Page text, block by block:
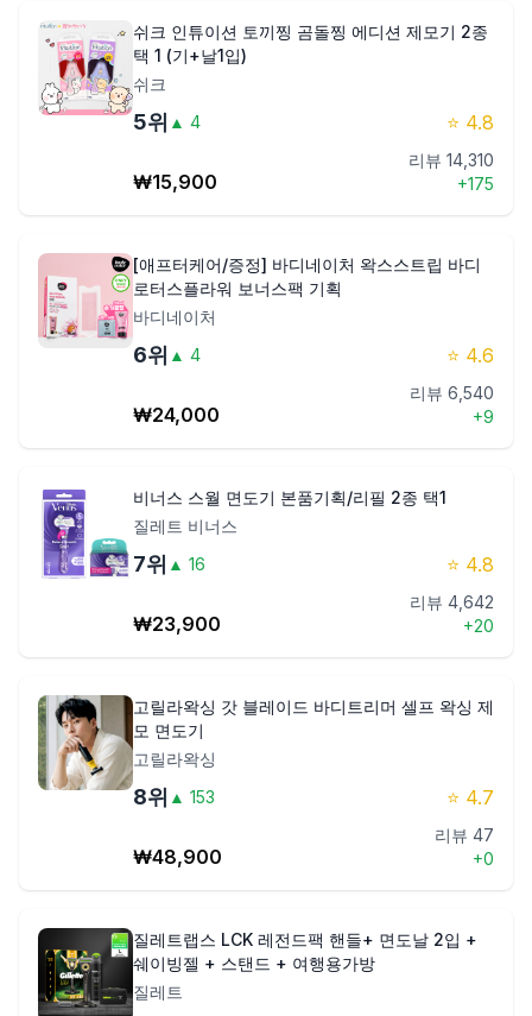
쉬크 인튜이션 토끼찡 곰돌찡 에디션 제모기 2종
택 1 (기+날1입)
쉬크
5위 ▲ 4 ⭐ 4.8
₩15,900
리뷰 14,310
+175
[애프터케어/증정] 바디네이처 왁스스트립 바디
로터스플라워 보너스팩 기획
바디네이처
6위 ▲ 4 ⭐ 4.6
₩24,000
리뷰 6,540
+9
비너스 스월 면도기 본품기획/리필 2종 택1
질레트 비너스
7위 ▲ 16 ⭐ 4.8
₩23,900
리뷰 4,642
+20
고릴라왁싱 갓 블레이드 바디트리머 셀프 왁싱 제
모 면도기
고릴라왁싱
8위 ▲ 153 ⭐ 4.7
₩48,900
리뷰 47
+0
질레트랩스 LCK 레전드팩 핸들+ 면도날 2입 +
쉐이빙젤 + 스탠드 + 여행용가방
질레트